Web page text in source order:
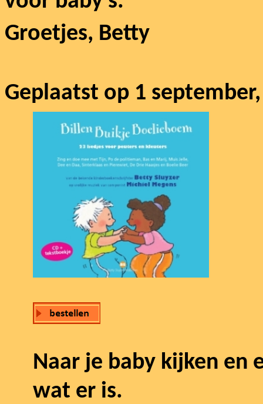
Groetjes, Betty
Geplaatst op 1
Naar je baby kijken en
wat er is.